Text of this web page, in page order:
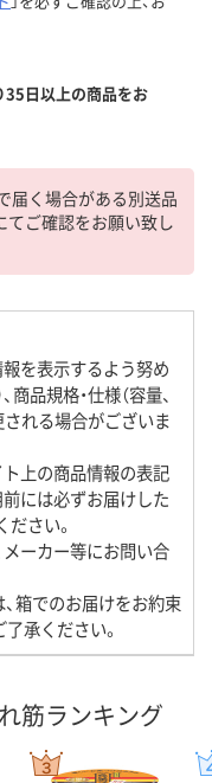
35日以上の商品をお
届く場合がある別送品
てご確認をお願い致し
を表示するよう努め
品規格・仕様（容量、
される場合がございま
上の商品情報の表記
には必ずお届けした
さい。
ーカー等にお問い合
、箱でのお届けをお約束
承ください。
筋ランキング